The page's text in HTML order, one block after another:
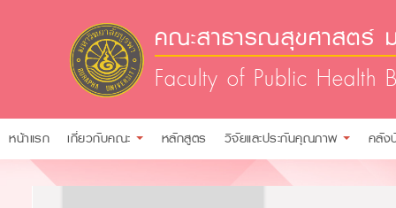
คณะสาธารณสุขศาสตร์
Faculty of Public Health
หน้าแรก เกี่ยวกับคณะ หลักสูตร วิจัยและประกันคุณภาพ คลั